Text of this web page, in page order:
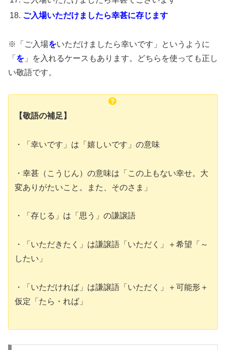
ご入場いただけましたら幸甚に存じます
※「ご入場をいただけましたら幸いです」というように
「 を 」を入れるケースもあります。どちらを使っても正し
い敬語です。
【敬語の補足】
・「幸いです」は「嬉しいです」の意味
・幸甚（こうじん）の意味は「この上もない幸せ。大
変ありがたいこと。また、そのさま」
・「存じる」は「思う」の謙譲語
・「いただきたく」は謙譲語「いただく」＋希望「～
したい」
・「いただければ」は謙譲語「いただく」＋可能形＋
仮定「たら・れば」